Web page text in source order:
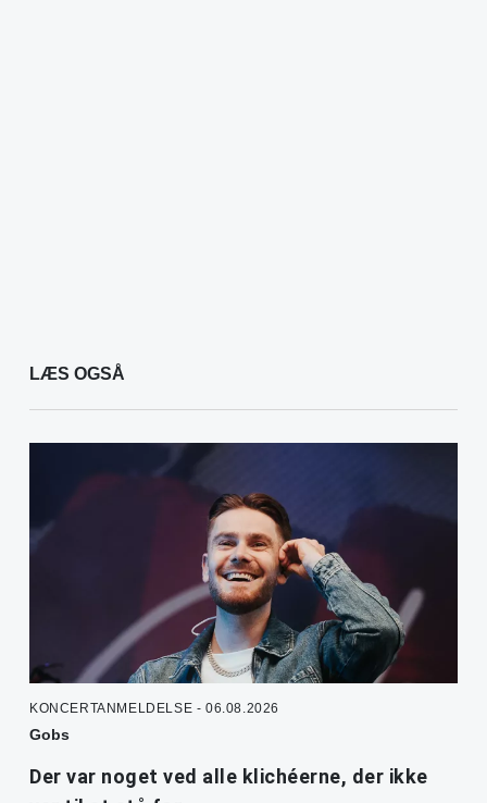
LÆS OGSÅ
KONCERTANMELDELSE - 06.08.2026
Gobs
Der var noget ved alle klichéerne, der ikke